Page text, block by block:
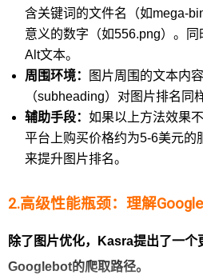
含关键词的文件名（如mega-
意义的数字（如556.png）。
Alt文本。
周围环境：
图片周围的文本内
（subheading）对图片排名同
辅助手段： 如果以上方法效果
平台上购买价格约为5-6美元的
来提升图片排名。
2.高级性能瓶颈：理解
除了图片优化，Kasra提出了一个
Googlebot的爬取路径。